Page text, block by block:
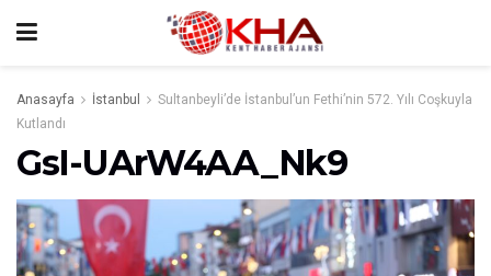
Anasayfa İstanbul
Sultanbeyli’de İstanbul’un Fethi’nin 572. Yılı Coşkuyla
Kutlandı
GsI-UArW4AA_Nk9